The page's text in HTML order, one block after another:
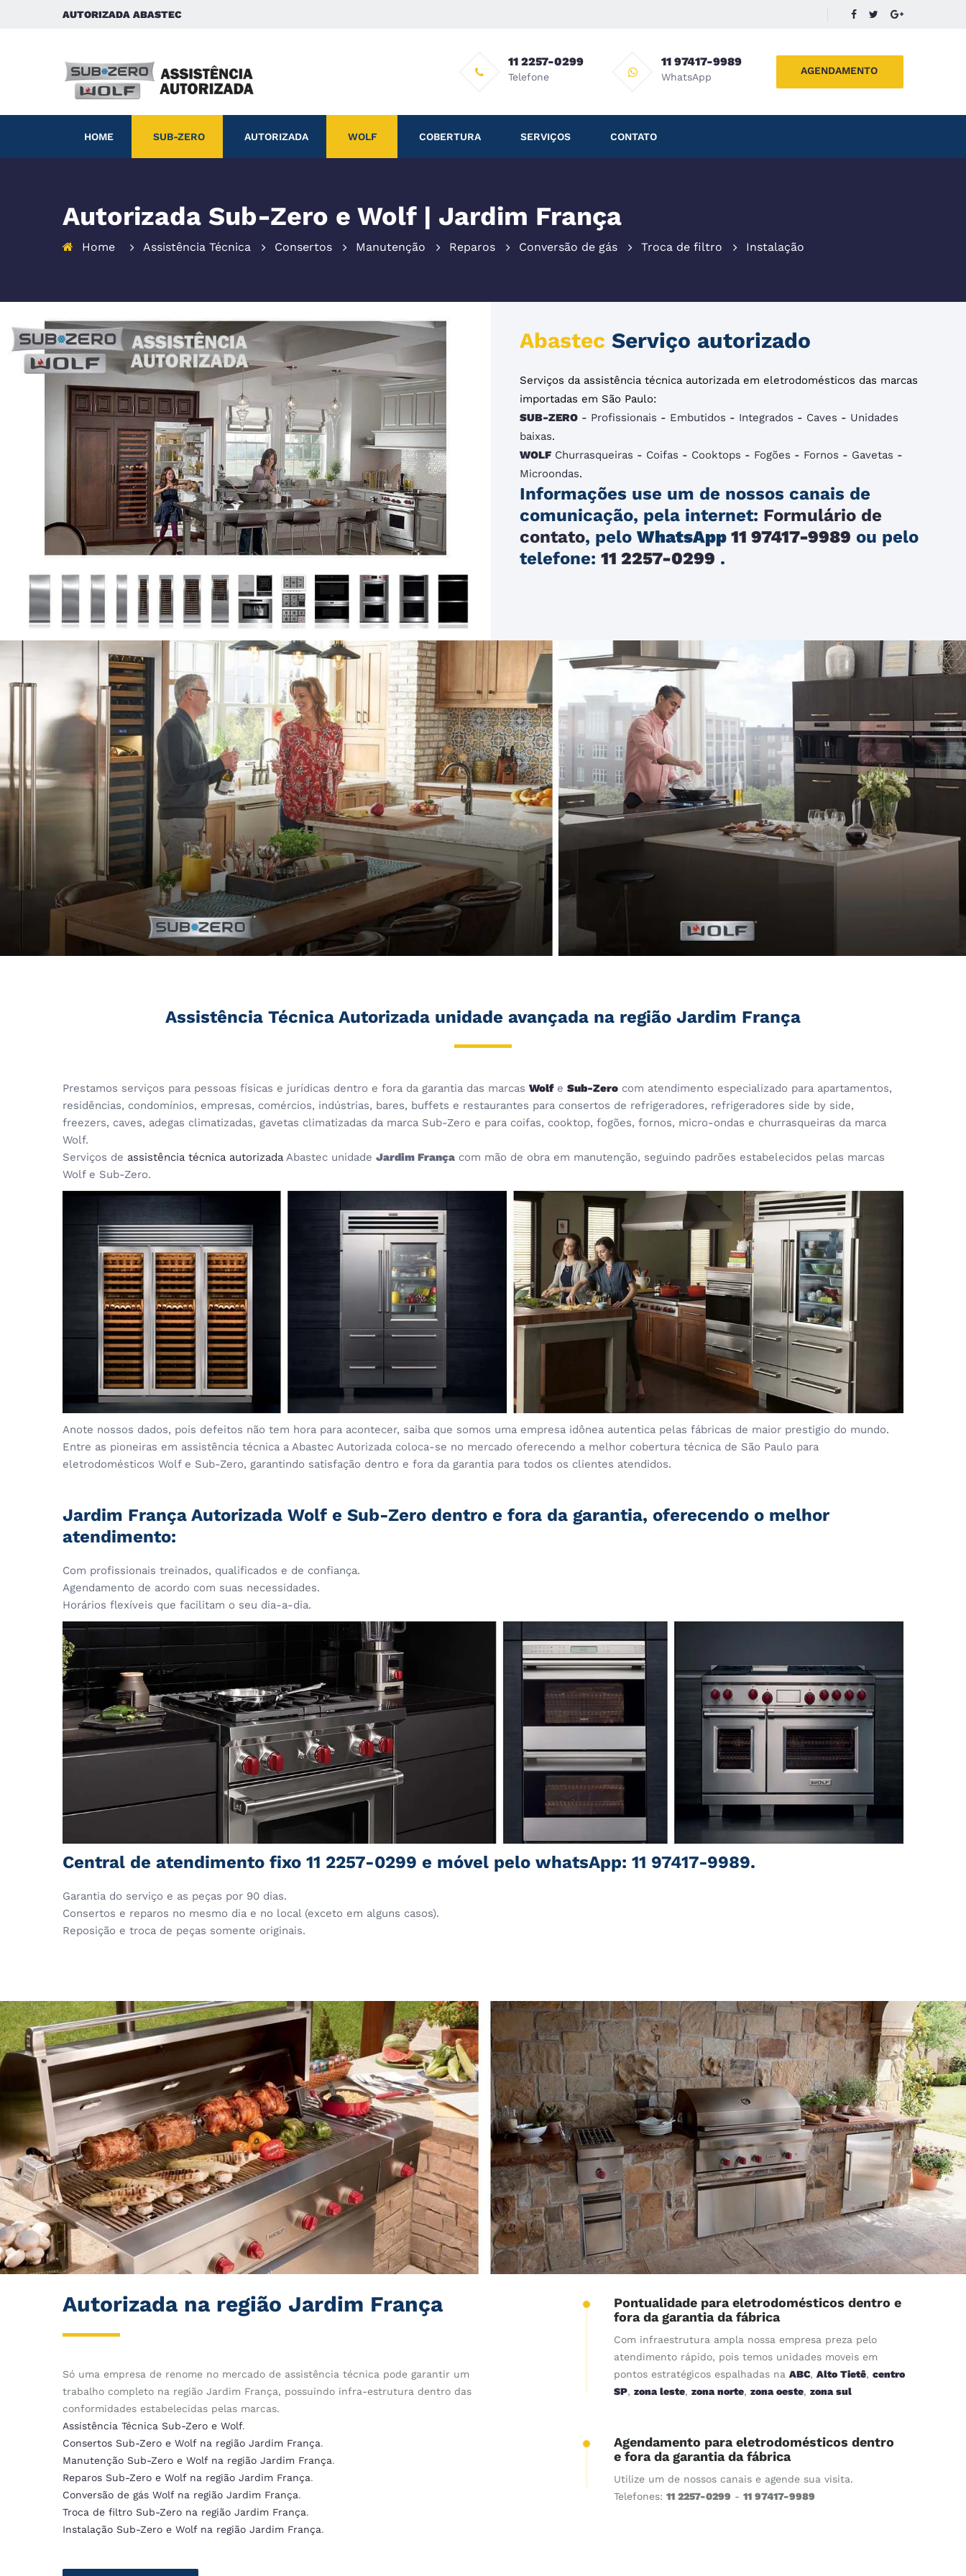
AUTORIZADA ABASTEC
AGENDAMENTO
11 97417-9989
WhatsApp
11 2257-0299
Telefone
HOME SUB-ZERO AUTORIZADA WOLF COBERTURA SERVIÇOS CONTATO
Autorizada Sub-Zero e Wolf | Jardim França
Home Assistência Técnica Consertos Manutenção Reparos Conversão de gás Troca de filtro Instalação
Abastec Serviço autorizado
Serviços da assistência técnica autorizada em eletrodomésticos das marcas
importadas em São Paulo:
SUB-ZERO- Profissionais - Embutidos - Integrados - Caves - Unidades
baixas.
WOLF Churrasqueiras - Coifas - Cooktops - Fogões - Fornos - Gavetas -
Microondas.
Informações use um de nossos canais de
comunicação, pela internet: Formulário de
contato, pelo WhatsApp11 97417-9989 ou pelo
telefone: 11 2257-0299 .
Assistência Técnica Autorizada unidade avançada na região Jardim França
Prestamos serviços para pessoas físicas e jurídicas dentro e fora da garantia das marcas Wolfe Sub-Zero com atendimento especializado para apartamentos,
residências, condomínios, empresas, comércios, indústrias, bares, buffets e restaurantes para consertos de refrigeradores, refrigeradores side by side,
freezers, caves, adegas climatizadas, gavetas climatizadas da marca Sub-Zero e para coifas, cooktop, fogões, fornos, micro-ondas e churrasqueiras da marca
Wolf.
Serviços de assistência técnica autorizada Abastec unidade Jardim França com mão de obra em manutenção, seguindo padrões estabelecidos pelas marcas
Wolf e Sub-Zero.
Anote nossos dados, pois defeitos não tem hora para acontecer, saiba que somos uma empresa idônea autentica pelas fábricas de maior prestigio do mundo.
Entre as pioneiras em assistência técnica a Abastec Autorizada coloca-se no mercado oferecendo a melhor cobertura técnica de São Paulo para
eletrodomésticos Wolf e Sub-Zero, garantindo satisfação dentro e fora da garantia para todos os clientes atendidos.
Jardim França Autorizada Wolf e Sub-Zero dentro e fora da garantia, oferecendo o melhor
atendimento:
Com profissionais treinados, qualificados e de confiança.
Agendamento de acordo com suas necessidades.
Horários flexíveis que facilitam o seu dia-a-dia.
Central de atendimento fixo 11 2257-0299 e móvel pelo whatsApp: 11 97417-9989.
Garantia do serviço e as peças por 90 dias.
Consertos e reparos no mesmo dia e no local (exceto em alguns casos).
Reposição e troca de peças somente originais.
Autorizada na região Jardim França
Só uma empresa de renome no mercado de assistência técnica pode garantir um
trabalho completo na região Jardim França, possuindo infra-estrutura dentro das
conformidades estabelecidas pelas marcas.
Assistência Técnica Sub-Zero e Wolf.
Consertos Sub-Zero e Wolf na região Jardim França.
Manutenção Sub-Zero e Wolf na região Jardim França.
Reparos Sub-Zero e Wolf na região Jardim França.
Conversão de gás Wolf na região Jardim França.
Troca de filtro Sub-Zero na região Jardim França.
Instalação Sub-Zero e Wolf na região Jardim França.
Pontualidade para eletrodomésticos dentro e
fora da garantia da fábrica
Com infraestrutura ampla nossa empresa preza pelo
atendimento rápido, pois temos unidades moveis em
pontos estratégicos espalhadas na ABC, Alto Tietê, centro
SP, zona leste, zona norte, zona oeste, zona sul
Agendamento para eletrodomésticos dentro
e fora da garantia da fábrica
Utilize um de nossos canais e agende sua visita.
Telefones: 11 2257-0299 - 11 97417-9989